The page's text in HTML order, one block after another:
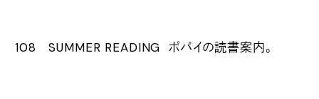
108 SUMMER READING ポパイの読書案内。